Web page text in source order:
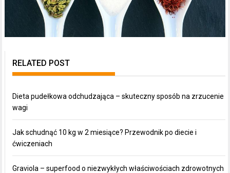
RELATED POST
Dieta pudełkowa odchudzająca – skuteczny sposób na zrzucenie
wagi
Jak schudnąć 10 kg w 2 miesiące? Przewodnik po diecie i
ćwiczeniach
Graviola – superfood o niezwykłych właściwościach zdrowotnych